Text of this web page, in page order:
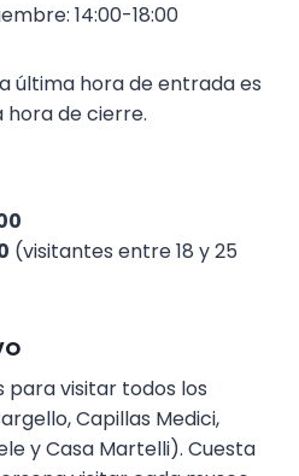
14:00-18:00
última hora de entrada es
hora de cierre.
(visitantes entre 18 y 25
para visitar todos los
Capillas Medici,
y Casa Martelli). Cuesta